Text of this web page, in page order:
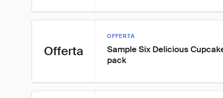
Offerta
OFFERTA
Sample Six Delicious
pack